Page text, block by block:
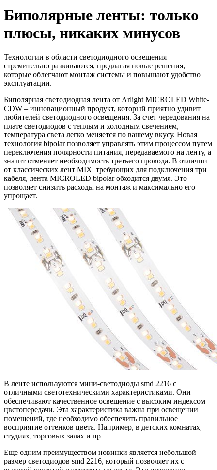
Биполярные ленты: только
плюсы, никаких минусов
Технологии в области светодиодного освещения
стремительно развиваются, предлагая новые решения,
которые облегчают монтаж системы и повышают удобство
эксплуатации.
Биполярная светодиодная лента от Arlight MICROLED White-
CDW – инновационный продукт, который приятно удивит
любителей светодиодного освещения. За счет чередования на
плате светодиодов с теплым и холодным свечением,
температура света легко меняется по вашему вкусу. Новая
технология bipolar позволяет управлять этим процессом путем
переключения полярности питания, передаваемого на ленту, а
значит отменяет необходимость третьего провода. В отличии
от классических лент MIX, требующих для подключения три
кабеля, лента MICROLED bipolar обходится двумя. Это
позволяет снизить расходы на монтаж и максимально его
упрощает.
В ленте используются мини-светодиоды smd 2216 с
отличными светотехническими характеристиками. Они
обеспечивают качественное освещение с высоким индексом
цветопередачи. Эта характеристика важна при освещении
помещений, где необходимо обеспечить правильное
восприятие оттенков цвета. Например, в детских комнатах,
студиях, торговых залах и пр.
Еще одним преимуществом новинки является небольшой
размер светодиодов smd 2216, который позволяет их с